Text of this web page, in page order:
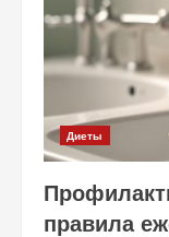
Диеты
правила